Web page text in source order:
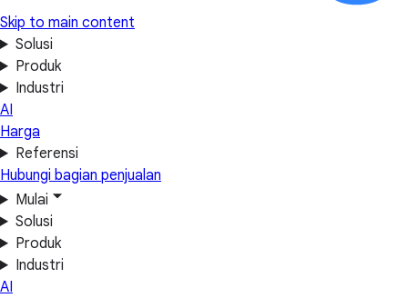
Skip to main content
Solusi
Produk
Industri
AI
Harga
Referensi
Hubungi bagian penjualan
Mulai
Solusi
Produk
Industri
AI